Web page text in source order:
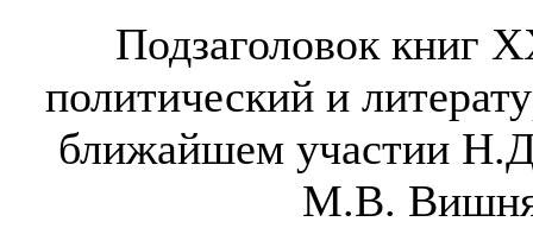
Подзаголовок книг
политический и
ближайшем участии
М.В.